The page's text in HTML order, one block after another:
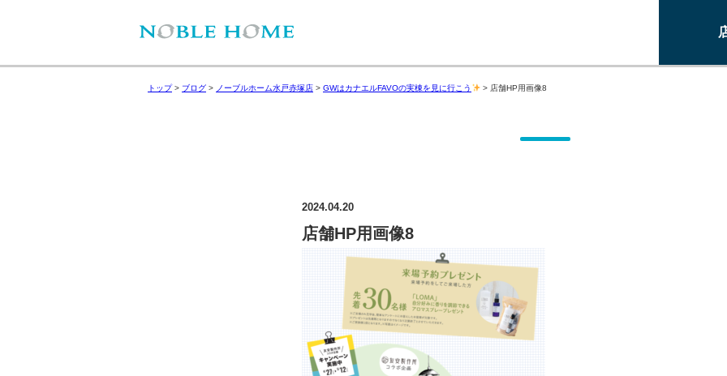
トップ> ブログ > ノーブルホーム水戸赤塚店 > GWはカナエルFAVOの実棟を見に行こう > 店舗HP用画像8
2024.04.20
店舗HP用画像8